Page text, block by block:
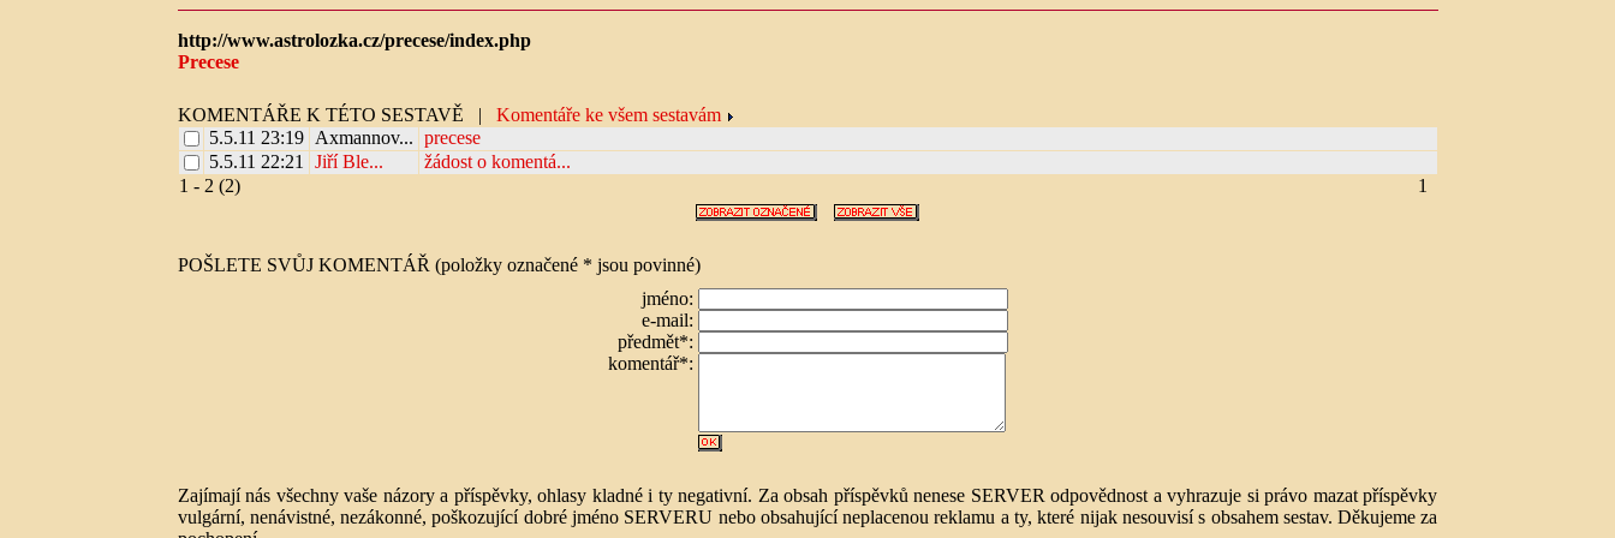
http://www.astrolozka.cz/precese/index.php
Precese
KOMENTÁŘE K TÉTO SESTAVĚ |
Komentáře ke všem sestavám
5.5.11 23:19 Axmannov... precese
5.5.11 22:21
Jiří Ble...
žádost o komentá...
1 - 2 (2)
1
POŠLETE SVŮJ KOMENTÁŘ (položky označené * jsou povinné)
jméno:
e-mail:
předmět*:
komentář*:
Zajímají nás všechny vaše názory a příspěvky, ohlasy kladné i ty negativní. Za obsah příspěvků nenese SERVER odpovědnost a vyhrazuje si právo mazat příspěvky
vulgární, nenávistné, nezákonné, poškozující dobré jméno SERVERU nebo obsahující neplacenou reklamu a ty, které nijak nesouvisí s obsahem sestav. Děkujeme za